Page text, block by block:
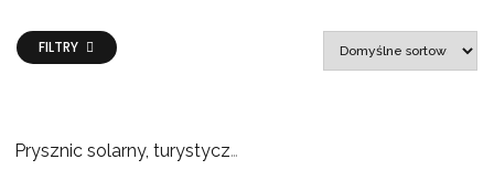
FILTRY
Prysznic solarny, turystyczny Easy Camp 20 L